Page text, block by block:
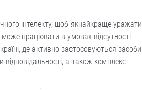
інтелекту, щоб якнайкраще уражати
може працювати в умовах відсутності
де активно застосовуються засоби
а також комплекс